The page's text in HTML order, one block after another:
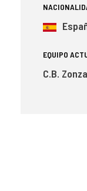
EQUIPO
C.B.